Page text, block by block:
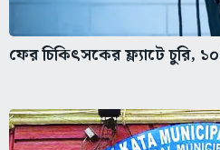
ফের চিকিৎসকের ফ্ল্যাটে চুরি, ১০